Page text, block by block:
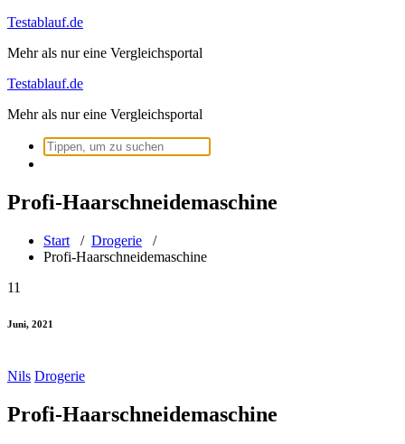
Zum
springen
Testablauf.de
Mehr als nur eine Vergleichsportal
Testablauf.de
Mehr als nur eine Vergleichsportal
Suchen
nach:
Profi-Haarschneidemaschine
Start / Drogerie /
Profi-Haarschneidemaschine
11
Juni, 2021
Nils Drogerie
Profi-Haarschneidemaschine